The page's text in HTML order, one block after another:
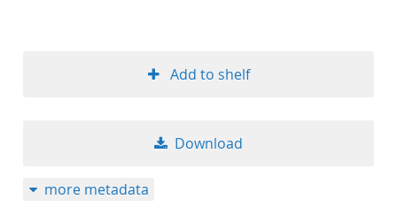
Add to shelf
Download
more metadata